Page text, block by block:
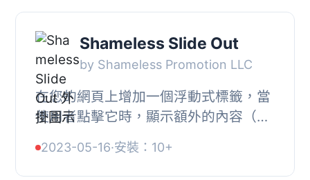
Shameless Slide Out
by Shameless Promotion LLC
在您的網頁上增加一個浮動式標籤，當
使用者點擊它時，顯示額外的內容（例
自訂顏色、添加圖片和按鈕連結。
2023-05-16·安裝：10+